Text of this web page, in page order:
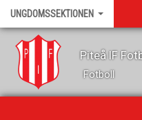
UNGDOMSSEKTIONEN
Piteå IF
Fotboll